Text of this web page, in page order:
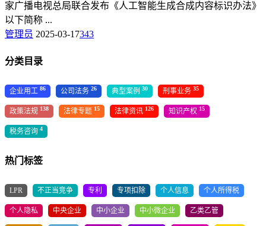
家广播电视总局联合发布《人工智能生成合成内容标识办法》
以下简称 ...
管理员 2025-03-17343
分类目录
企业用工 86 公司法务 26 典型案例 30 刑事业务 35
政策法规 138 法律专题 15 法律资讯 126 知识产权 15
税务咨询 4
热门标签
LPR 不正当竞争 专利 专项扣除 个人信息 个人所得税
个人隐私 中央企业 中小企业 中小微企业 乙类乙管